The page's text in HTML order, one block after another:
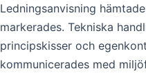
Ledningsanvisning
markerades. Tekniska
principskisser och
kommunicerades med